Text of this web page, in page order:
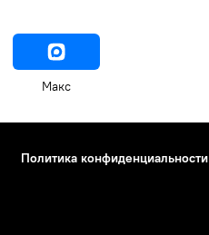
Макс
Политика конфиденциальности